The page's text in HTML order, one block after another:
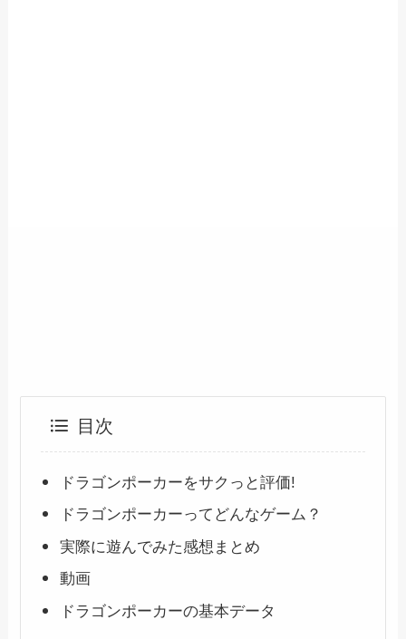
目次
ドラゴンポーカーをサクっと評価!
ドラゴンポーカーってどんなゲーム？
実際に遊んでみた感想まとめ
動画
ドラゴンポーカーの基本データ